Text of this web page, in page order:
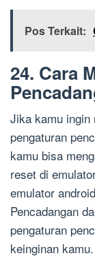
Pos Terkait:
24. Cara
Jika kamu ingin
pengaturan
kamu bisa
reset di
emulator
Pencadangan
pengaturan
keinginan kamu.